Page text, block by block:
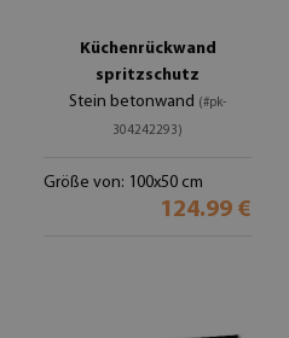
Küchenrückwand
spritzschutz
Stein betonwand (#pk-
304242293)
Größe von: 100x50 cm
124.99 €